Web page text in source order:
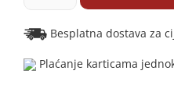
Besplatna dostava za
Plaćanje karticama